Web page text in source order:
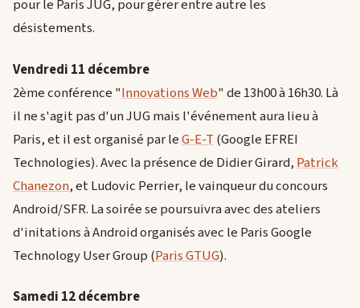
pour le Paris JUG, pour gérer entre autre les
désistements.
Vendredi 11 décembre
2ème conférence "Innovations Web" de 13h00 à 16h30. Là
il ne s'agit pas d'un JUG mais l'événement aura lieu à
Paris, et il est organisé par leG-E-T (Google EFREI
Technologies). Avec la présence de Didier Girard, Patrick
Chanezon, et Ludovic Perrier, le vainqueur du concours
Android/SFR. La soirée se poursuivra avec des ateliers
d'initations à Android organisés avec le Paris Google
Technology User Group (Paris GTUG).
Samedi 12 décembre